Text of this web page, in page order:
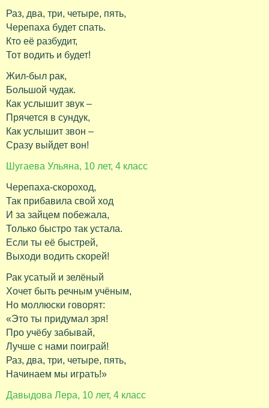
Раз, два, три, четыре, пять,
Черепаха будет спать.
Кто её разбудит,
Тот водить и будет!
Жил-был рак,
Большой чудак.
Как услышит звук –
Прячется в сундук,
Как услышит звон –
Сразу выйдет вон!
Шугаева Ульяна, 10 лет, 4 класс
Черепаха-скороход,
Так прибавила свой ход
И за зайцем побежала,
Только быстро так устала.
Если ты её быстрей,
Выходи водить скорей!
Рак усатый и зелёный
Хочет быть речным учёным,
Но моллюски говорят:
«Это ты придумал зря!
Про учёбу забывай,
Лучше с нами поиграй!
Раз, два, три, четыре, пять,
Начинаем мы играть!»
Давыдова Лера, 10 лет, 4 класс